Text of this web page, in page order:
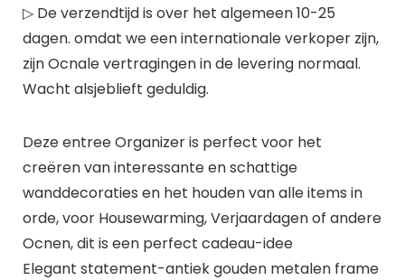
▷ De verzendtijd is over het algemeen 10-25
dagen. omdat we een internationale verkoper zijn,
zijn Ocnale vertragingen in de levering normaal.
Wacht alsjeblieft geduldig.
Deze entree Organizer is perfect voor het
creëren van interessante en schattige
wanddecoraties en het houden van alle items in
orde, voor Housewarming, Verjaardagen of andere
Ocnen, dit is een perfect cadeau-idee
Elegant statement-antiek gouden metalen frame